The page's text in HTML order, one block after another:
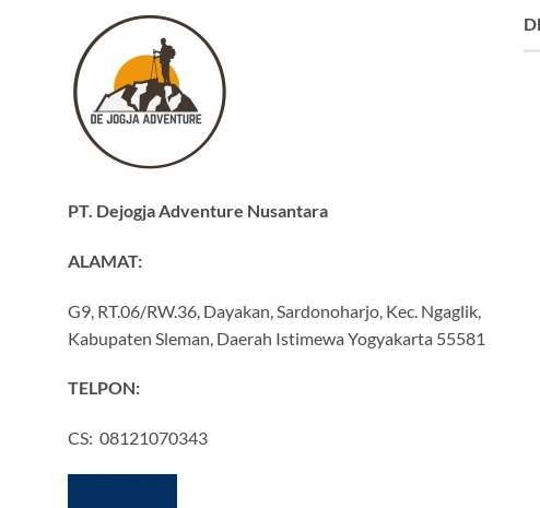
PT. Dejogja Adventure Nusantara
ALAMAT:
G9, RT.06/RW.36, Dayakan, Sardonoharjo, Kec. Ngaglik,
Kabupaten Sleman, Daerah Istimewa Yogyakarta 55581
TELPON:
CS: 08121070343